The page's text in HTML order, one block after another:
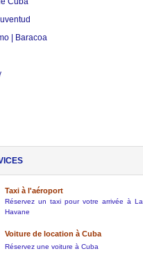
| Baracoa
Taxi à l'aéroport
Réservez un taxi pour votre arrivée à La
Havane
Voiture de location à Cuba
Réservez une voiture à Cuba